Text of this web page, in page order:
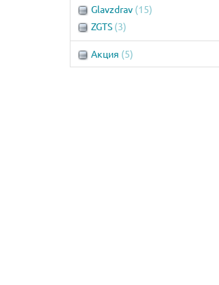
регенерация кожи
сужение пор
восстановление цвета,
текстуры кожи
Glavzdrav (15)
ZGTS (3)
Акция (5)